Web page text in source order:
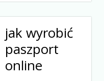
jak wyrobić
paszport
online